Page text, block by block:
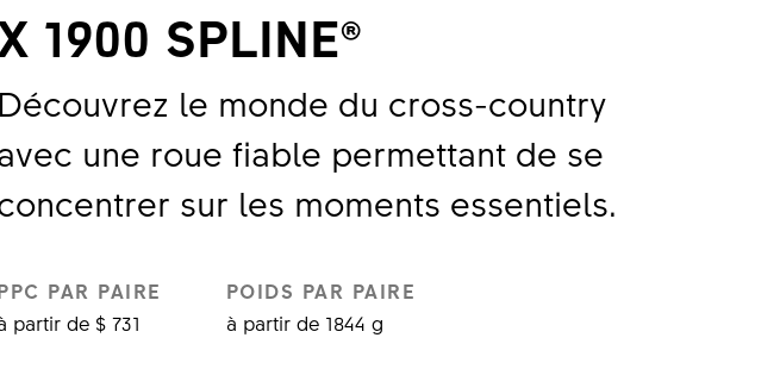
1900 SPLINE®
Découvrez le monde du cross-country
une roue fiable permettant de se
sur les moments essentiels.
PAR PAIRE
partir de $ 731
POIDS PAR PAIRE
à partir de 1844 g